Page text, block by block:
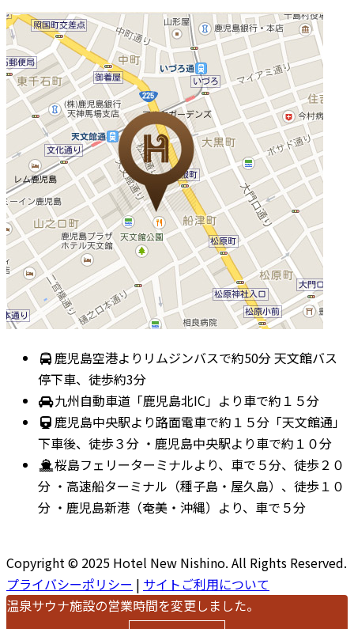
鹿児島空港よりリムジンバスで約50分 天文館バス
停下車、徒歩約3分
九州自動車道「鹿児島北IC」より車で約１５分
鹿児島中央駅より路面電車で約１５分「天文館通」
下車後、徒歩３分 ・鹿児島中央駅より車で約１０分
桜島フェリーターミナルより、車で５分、徒歩２０
分 ・高速船ターミナル（種子島・屋久島）、徒歩１０
分 ・鹿児島新港（奄美・沖縄）より、車で５分
Copyright © 2025 Hotel New Nishino. All Rights Reserved.
プライバシーポリシー | サイトご利用について
温泉サウナ施設の営業時間を変更しました。